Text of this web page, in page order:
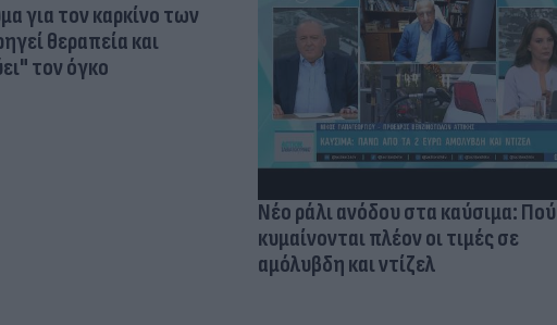
για τον καρκίνο των
θεραπεία και
τον όγκο
Νέο ράλι ανόδου στα καύσιμα: Πού
κυμαίνονται πλέον οι τιμές σε
αμόλυβδη και ντίζελ